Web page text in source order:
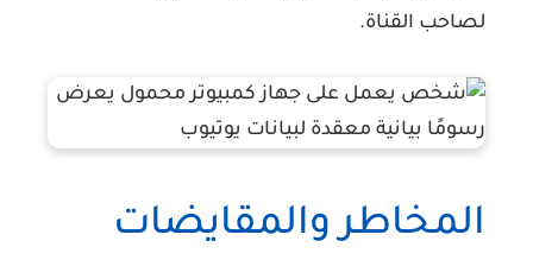
لصاحب القناة.
المخاطر والمقايضات